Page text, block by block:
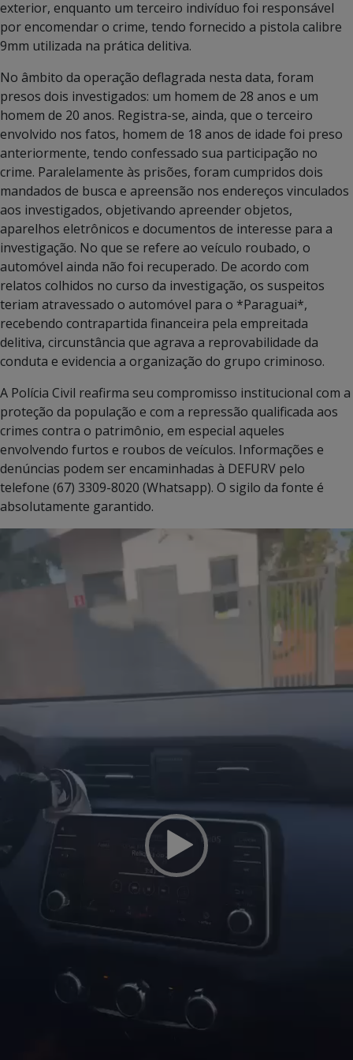
exterior, enquanto um terceiro indivíduo foi responsável
por encomendar o crime, tendo fornecido a pistola calibre
9mm utilizada na prática delitiva.
No âmbito da operação deflagrada nesta data, foram
presos dois investigados: um homem de 28 anos e um
homem de 20 anos. Registra-se, ainda, que o terceiro
envolvido nos fatos, homem de 18 anos de idade foi preso
anteriormente, tendo confessado sua participação no
crime. Paralelamente às prisões, foram cumpridos dois
mandados de busca e apreensão nos endereços vinculados
aos investigados, objetivando apreender objetos,
aparelhos eletrônicos e documentos de interesse para a
investigação. No que se refere ao veículo roubado, o
automóvel ainda não foi recuperado. De acordo com
relatos colhidos no curso da investigação, os suspeitos
teriam atravessado o automóvel para o *Paraguai*,
recebendo contrapartida financeira pela empreitada
delitiva, circunstância que agrava a reprovabilidade da
conduta e evidencia a organização do grupo criminoso.
A Polícia Civil reafirma seu compromisso institucional com a
proteção da população e com a repressão qualificada aos
crimes contra o patrimônio, em especial aqueles
envolvendo furtos e roubos de veículos. Informações e
denúncias podem ser encaminhadas à DEFURV pelo
telefone (67) 3309-8020 (Whatsapp). O sigilo da fonte é
absolutamente garantido.
Tocador